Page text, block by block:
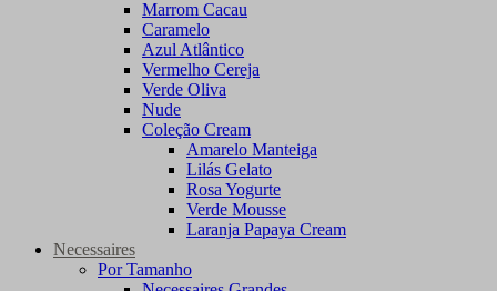
Marrom Cacau
Caramelo
Azul Atlântico
Vermelho Cereja
Verde Oliva
Nude
Coleção Cream
Amarelo Manteiga
Lilás Gelato
Rosa Yogurte
Verde Mousse
Laranja Papaya Cream
Necessaires
Por Tamanho